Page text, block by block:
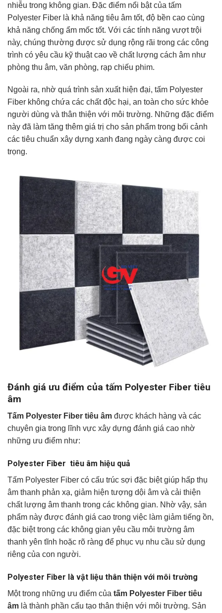
nhiễu trong không gian. Đặc điểm nổi bật của tấm
Polyester Fiber là khả năng tiêu âm tốt, độ bền cao cùng
khả năng chống ẩm mốc tốt. Với các tính năng vượt trội
này, chúng thường được sử dụng rộng rãi trong các công
trình có yêu cầu kỹ thuật cao về chất lượng cách âm như
phòng thu âm, văn phòng, rạp chiếu phim.
Ngoài ra, nhờ quá trình sản xuất hiện đại, tấm Polyester
Fiber không chứa các chất độc hại, an toàn cho sức khỏe
người dùng và thân thiện với môi trường. Những đặc điểm
này đã làm tăng thêm giá trị cho sản phẩm trong bối cảnh
các tiêu chuẩn xây dựng xanh đang ngày càng được coi
trọng.
Đánh giá ưu điểm của tấm Polyester Fiber tiêu
âm
Tấm Polyester Fiber tiêu âm được khách hàng và các
chuyên gia trong lĩnh vực xây dựng đánh giá cao nhờ
những ưu điểm như:
Polyester Fiber tiêu âm hiệu quả
Tấm Polyester Fiber có cấu trúc sợi đặc biệt giúp hấp thụ
âm thanh phản xạ, giảm hiện tượng dội âm và cải thiện
chất lượng âm thanh trong các không gian. Nhờ vậy, sản
phẩm này được đánh giá cao trong việc làm giảm tiếng ồn,
đặc biệt trong các không gian yêu cầu môi trường âm
thanh yên tĩnh hoặc rõ ràng để phục vụ nhu cầu sử dụng
riêng của con người.
Polyester Fiber là vật liệu thân thiện với môi trường
Một trong những ưu điểm của tấm Polyester Fiber tiêu
âm là thành phần cấu tạo thân thiện với môi trường. Sản